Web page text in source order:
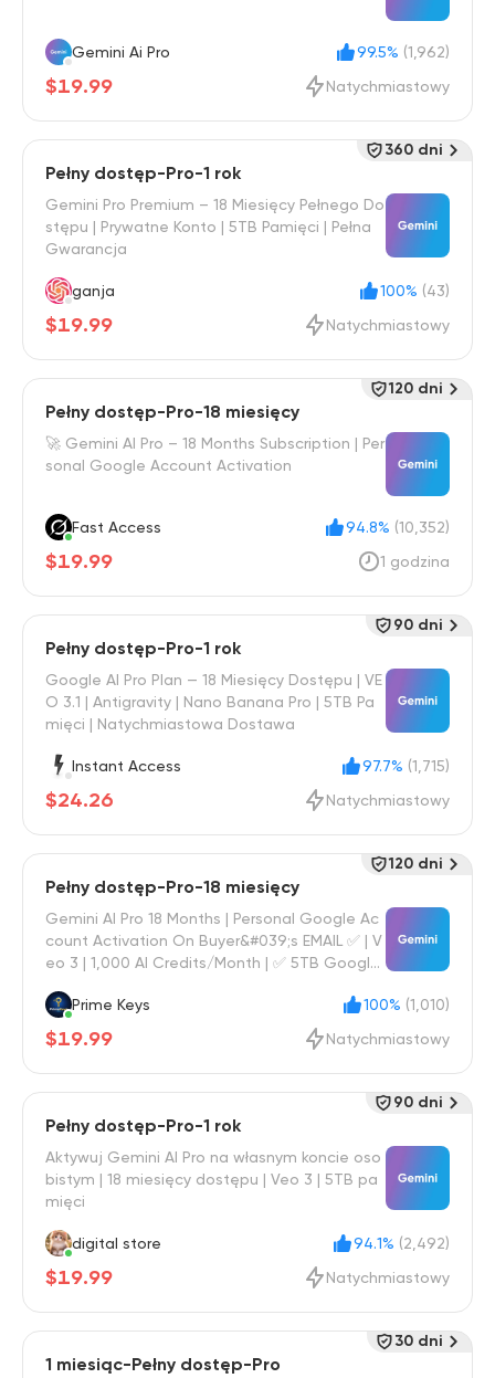
Gemini Ai Pro 99.5% (1,962)
$19.99 Natychmiastowy
Pełny dostęp-Pro-1 rok
Gemini Pro Premium – 18 Miesięcy Pełnego Do
stępu | Prywatne Konto | 5TB Pamięci | Pełna
Gwarancja
ganja 100% (43)
$19.99 Natychmiastowy
360 dni
Pełny dostęp-Pro-18 miesięcy
🚀 Gemini AI Pro – 18 Months Subscription | Per
sonal Google Account Activation
Fast Access 94.8% (10,352)
$19.99 1 godzina
120 dni
Pełny dostęp-Pro-1 rok
Google AI Pro Plan — 18 Miesięcy Dostępu | VE
O 3.1 | Antigravity | Nano Banana Pro | 5TB Pa
mięci | Natychmiastowa Dostawa
Instant Access 97.7% (1,715)
$24.26 Natychmiastowy
90 dni
Pełny dostęp-Pro-18 miesięcy
Gemini AI Pro 18 Months | Personal Google Ac
count Activation On Buyer&#039;s EMAIL ✅ | V
eo 3 | 1,000 AI Credits/Month | ✅ 5TB Google
Prime Keys
100% (1,010)
$19.99 Natychmiastowy
120 dni
Pełny dostęp-Pro-1 rok
Aktywuj Gemini AI Pro na własnym koncie oso
bistym | 18 miesięcy dostępu | Veo 3 | 5TB pa
mięci
digital store 94.1% (2,492)
$19.99 Natychmiastowy
90 dni
1 miesiąc-Pełny dostęp-Pro
30 dni